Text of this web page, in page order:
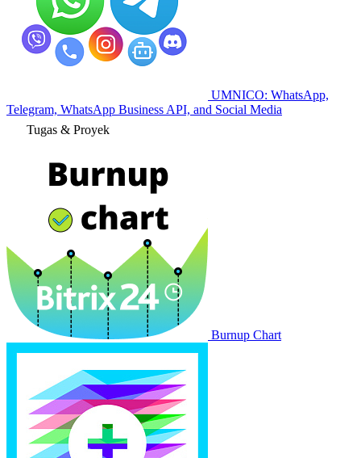
UMNICO: WhatsApp,
Telegram, WhatsApp Business API, and Social Media
Tugas & Proyek
Burnup Chart